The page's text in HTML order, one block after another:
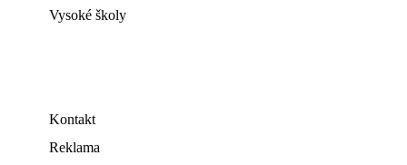
Vysoké školy
Kontakt
Reklama